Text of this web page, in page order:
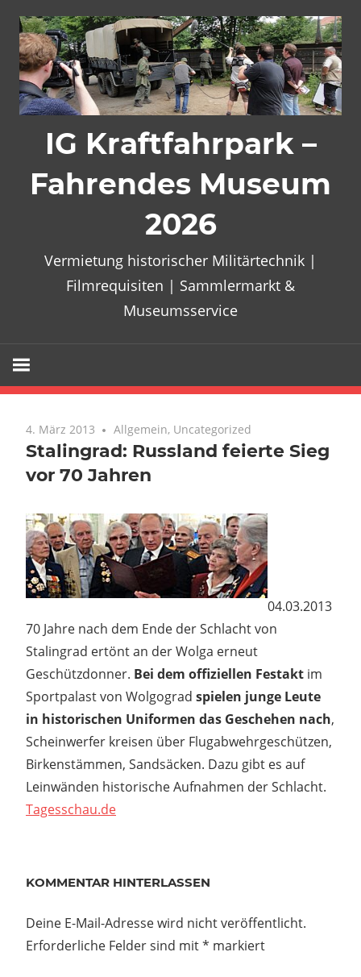
Inhalt
springen
IG Kraftfahrpark –
Fahrendes Museum
2026
Vermietung historischer Militärtechnik |
Filmrequisiten | Sammlermarkt &
Museumsservice
4. März 2013 Keine Kommentare
Allgemein, Uncategorized
Stalingrad: Russland feierte Sieg
vor 70 Jahren
04.03.2013
70 Jahre nach dem Ende der Schlacht von
Stalingrad ertönt an der Wolga erneut
Geschützdonner. Bei dem offiziellen Festakt im
Sportpalast von Wolgograd spielen junge Leute
in historischen Uniformen das Geschehen nach,
Scheinwerfer kreisen über Flugabwehrgeschützen,
Birkenstämmen, Sandsäcken. Dazu gibt es auf
Leinwänden historische Aufnahmen der Schlacht.
Tagesschau.de
Beitragsnavigation
jüngeren
Vergangenheit
KOMMENTAR HINTERLASSEN
Deine E-Mail-Adresse wird nicht veröffentlicht.
Erforderliche Felder sind mit* markiert